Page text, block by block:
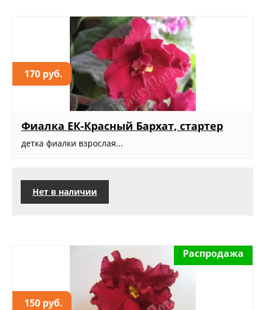
170 руб.
Фиалка ЕК-Красный Бархат, стартер
детка фиалки взрослая...
Нет в наличии
150 руб.
Распродажа